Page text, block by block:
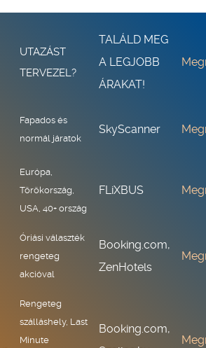
UTAZÁST
TERVEZEL?
TALÁLD MEG
A LEGJOBB
ÁRAKAT!
Fapados és
normál járatok
SkyScanner
Európa,
Törökország,
USA, 40+ ország
FLiXBUS
Óriási választék
rengeteg
akcióval
Booking.com,
ZenHotels
Rengeteg
szálláshely, Last
Minute
Booking.com,